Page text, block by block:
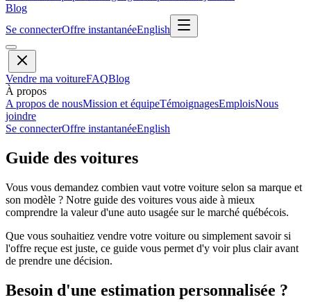
Blog
Se connecterOffre instantanéeEnglish
Vendre ma voitureFAQBlog
À propos
A propos de nousMission et équipeTémoignagesEmploisNous
joindre
Se connecterOffre instantanéeEnglish
Guide des voitures
Vous vous demandez combien vaut votre voiture selon sa marque et
son modèle ? Notre guide des voitures vous aide à mieux
comprendre la valeur d'une auto usagée sur le marché québécois.
Que vous souhaitiez vendre votre voiture ou simplement savoir si
l'offre reçue est juste, ce guide vous permet d'y voir plus clair avant
de prendre une décision.
Besoin d'une estimation personnalisée ?